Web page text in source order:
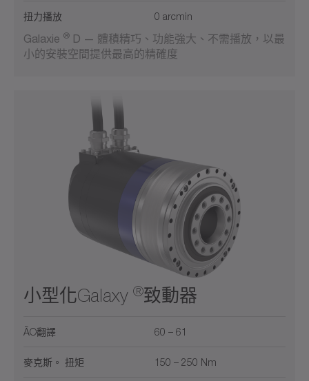
扭力播放 0 arcmin
Galaxie ® D — 體積精巧、功能強大、不需播放，以最
小的安裝空間提供最高的精確度
小型化Galaxy ®致動器
ÃO翻譯 60 – 61
麥克斯。 扭矩 150 – 250 Nm